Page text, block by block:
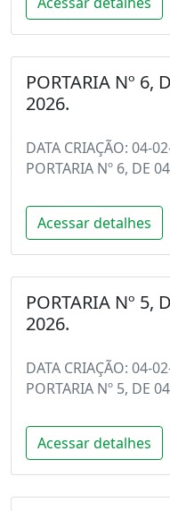
PORTARIA Nº 6,
2026.
DATA CRIAÇÃO: 04-
PORTARIA Nº 6, DE
Acessar detalhes
PORTARIA Nº 5,
2026.
DATA CRIAÇÃO: 04-
PORTARIA Nº 5, DE
Acessar detalhes